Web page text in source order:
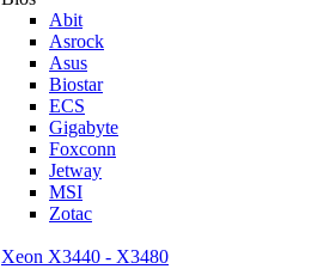
Abit
Asrock
Asus
Biostar
ECS
Gigabyte
Foxconn
Jetway
MSI
Zotac
Xeon X3440 - X3480